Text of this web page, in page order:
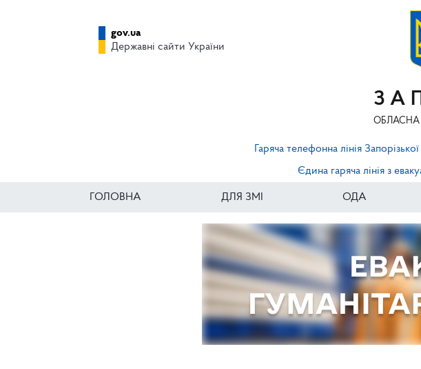
ОБЛАСНА
gov.ua
Державні сайти України
Гаряча телефонна лінія
Єдина гаряча лінія з
ГОЛОВНА ДЛЯ ЗМІ ОДА